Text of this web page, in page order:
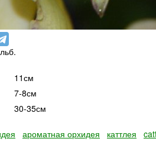
11см
7-8см
30-35см
ароматная орхидея каттлея